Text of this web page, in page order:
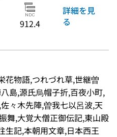
912.4
詳細を見
る
花物語,つれづれ草,世継曽
島,源氏烏帽子折,百夜小町,
々木先陣,曽我七以呂波,天
舞,大覚大僧正御伝記,東山殿
生記,本朝用文章,日本西王